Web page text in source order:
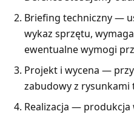
Briefing techniczny —
wykaz sprzętu,
ewentualne wymogi
Projekt i wycena —
zabudowy z rysunkami
Realizacja — produkcja